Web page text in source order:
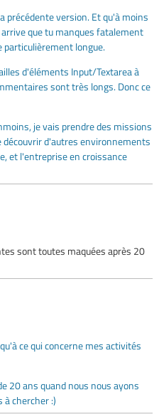
précédente version. Et qu'à moins
que tu manques fatalement
particulièrement longue.
d'éléments Input/Textarea à
sont très longs. Donc ce
je vais prendre des missions
d'autres environnements
et l'entreprise en croissance
sont toutes maquées après 20
ce qui concerne mes activités
20 ans quand nous nous ayons
chercher :)